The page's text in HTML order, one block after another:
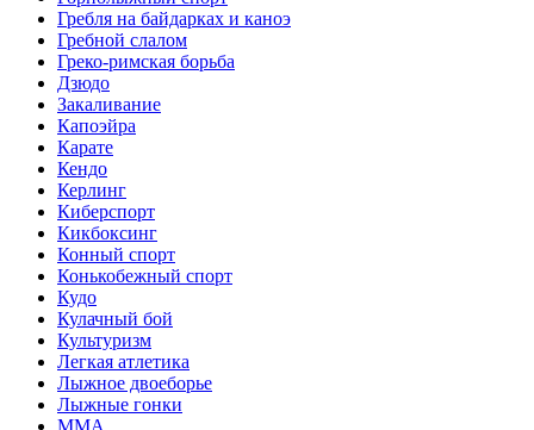
Гребля на байдарках и каноэ
Гребной слалом
Греко-римская борьба
Дзюдо
Закаливание
Капоэйра
Карате
Кендо
Керлинг
Киберспорт
Кикбоксинг
Конный спорт
Конькобежный спорт
Кудо
Кулачный бой
Культуризм
Легкая атлетика
Лыжное двоеборье
Лыжные гонки
ММА